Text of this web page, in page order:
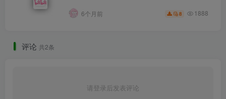
6个月前 8 1888
评论 共2条
请登录后发表评论